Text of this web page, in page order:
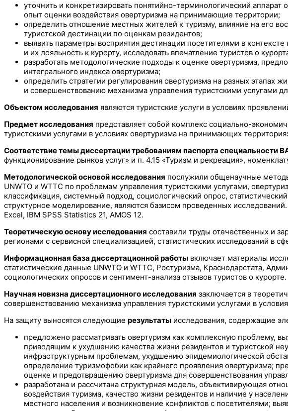
уточнить и конкретизировать понятийно-терминологический
опыт оценки воздействия овертуризма на принимающие территории;
определить отношение местных жителей к туризму, влияние на его
туристской дестинации по оценкам резидентов;
выявить параметры восприятия дестинации посетителями в
и их лояльность к курорту, исследовать впечатление туристов о
разработать методологические подходы к оценке овертуризма,
интегрального индекса овертуризма;
определить стратегии регулирования овертуризма на разных этапах
и совершенствованию механизма управления туристскими услугами
Объектом исследования являются туристские услуги в условиях
Предмет исследования представляет собой комплекс социально-
туристскими услугами в условиях овертуризма на принимающих
Соответствие темы диссертации требованиям паспорта специальности
функционирование рынков услуг» и п. 4.15 «Туризм и рекреация»,
Методологической основой исследования послужили общенаучные
UNWTO и WTTC по проблемам управления туристскими услугами,
классификация, системный подход, социологический опрос,
структурное моделирование, являются базисом проведенных
Excel, IBM SPSS Statistics 21, AMOS 12.
Теоретическую основу исследования составили труды отечественных и
регионами с сервисной специализацией, статистических исследований в
Информационная база диссертационной работы включает материалы
статистические данные UNWTO и WTTC, Ростуризма, Краснодарстата,
социологических опросов и сентимент-анализа отзывов туристов о курорте.
Научная новизна диссертационного исследования заключается в
совершенствованию механизма управления туристскими услугами в
На защиту выносятся следующие результаты исследования, содержащие
предложено рассматривать овертуризм как комплексную проблему,
приводящим к ухудшению качества жизни резидентов и туристской
инфраструктурным проблемам, ухудшению эпидемиологической
определение туризмофобии как крайнего проявления овертуризма;
оценке и предотвращению овертуризма для совершенствования
разработана и рассчитана структурная модель, объективирующая
воздействия туризма, качество жизни резидентов и наличие у
местного населения и возникновение конфликтов с посетителями;